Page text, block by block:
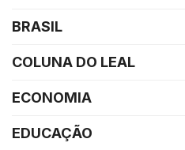
BRASIL
COLUNA DO LEAL
ECONOMIA
EDUCAÇÃO